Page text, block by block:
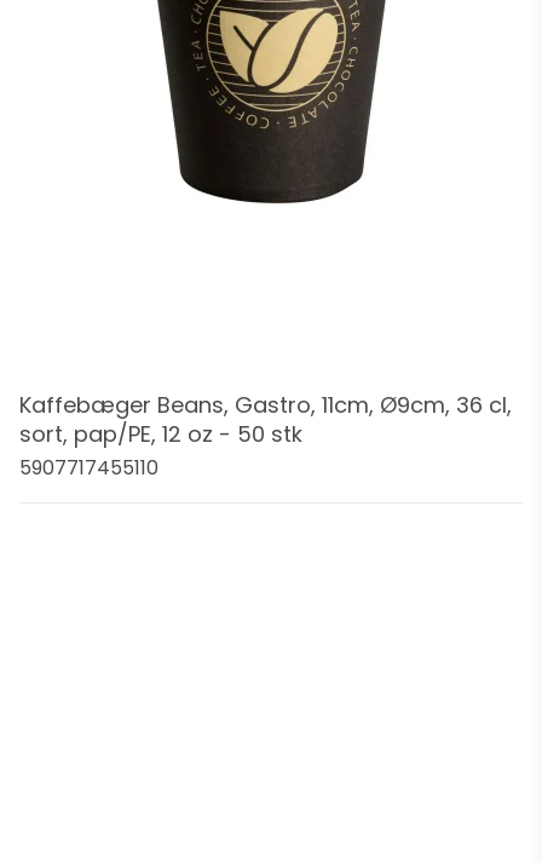
Kaffebæger Beans, Gastro, 11cm, Ø9cm, 36 cl,
sort, pap/PE, 12 oz - 50 stk
5907717455110